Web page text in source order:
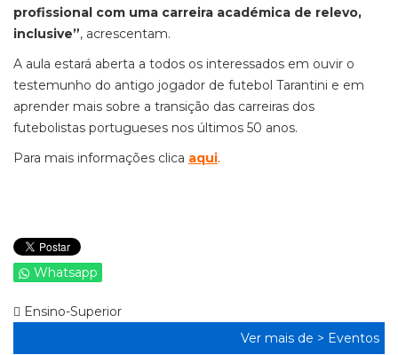
profissional com uma carreira académica de relevo,
inclusive”, acrescentam.
A aula estará aberta a todos os interessados em ouvir o
testemunho do antigo jogador de futebol Tarantini e em
aprender mais sobre a transição das carreiras dos
futebolistas portugueses nos últimos 50 anos.
Para mais informações clica aqui.
Whatsapp
Ensino-Superior
Ver mais de > Eventos